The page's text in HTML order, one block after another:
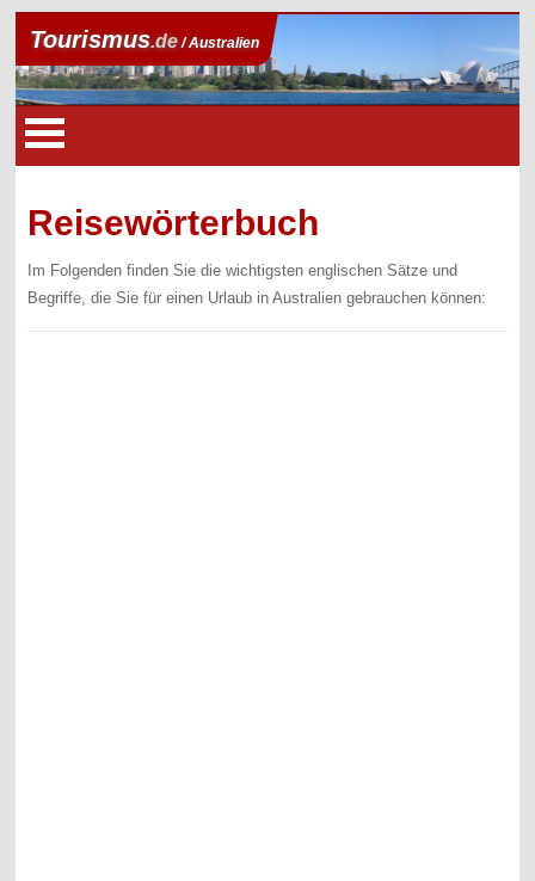
Tourismus.de/ Australien
Reisewörterbuch
Im Folgenden finden Sie die wichtigsten englischen Sätze und
Begriffe, die Sie für einen Urlaub in Australien gebrauchen können: